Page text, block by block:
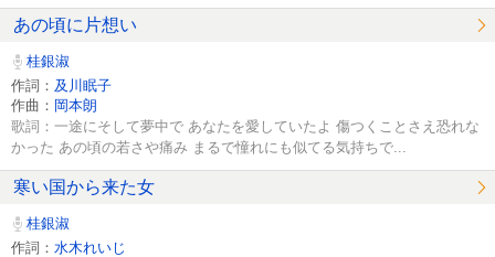
あの頃に片想い
桂銀淑
作詞： 及川眠子
作曲： 岡本朗
歌詞：一途にそして夢中で あなたを愛していたよ 傷つくことさえ恐れな
かった あの頃の若さや痛み まるで憧れにも似てる気持ちで...
寒い国から来た女
桂銀淑
作詞： 水木れいじ